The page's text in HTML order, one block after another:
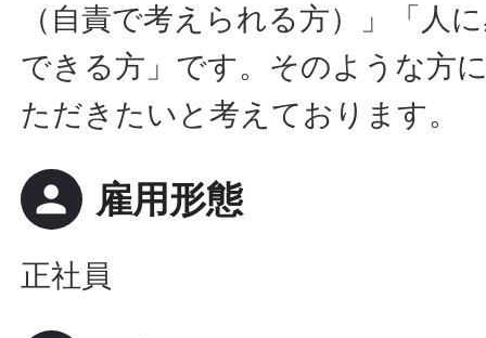
（自責で考えられる方）」「人
できる方」です。そのような方
ただきたいと考えております。
person 雇用形態
正社員